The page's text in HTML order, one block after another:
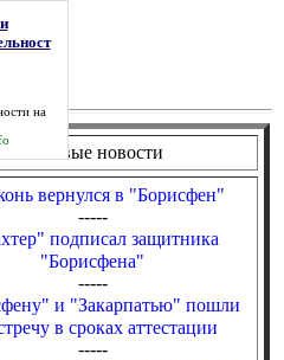
Топовые новости
вернулся в "Борисфен"
-----
подписал защитника
"Борисфена"
-----
и "Закарпатью" пошли
в сроках аттестации
-----
на